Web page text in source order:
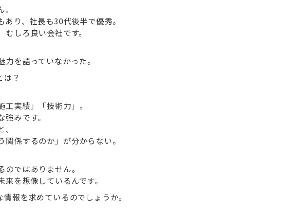
あり、社長も30代後半で優秀。
しろ良い会社です。
を語っていなかった。
は？
工実績」「技術力」。
みです。
関係するのか」が分からない。
のではありません。
来を想像しているんです。
報を求めているのでしょうか。